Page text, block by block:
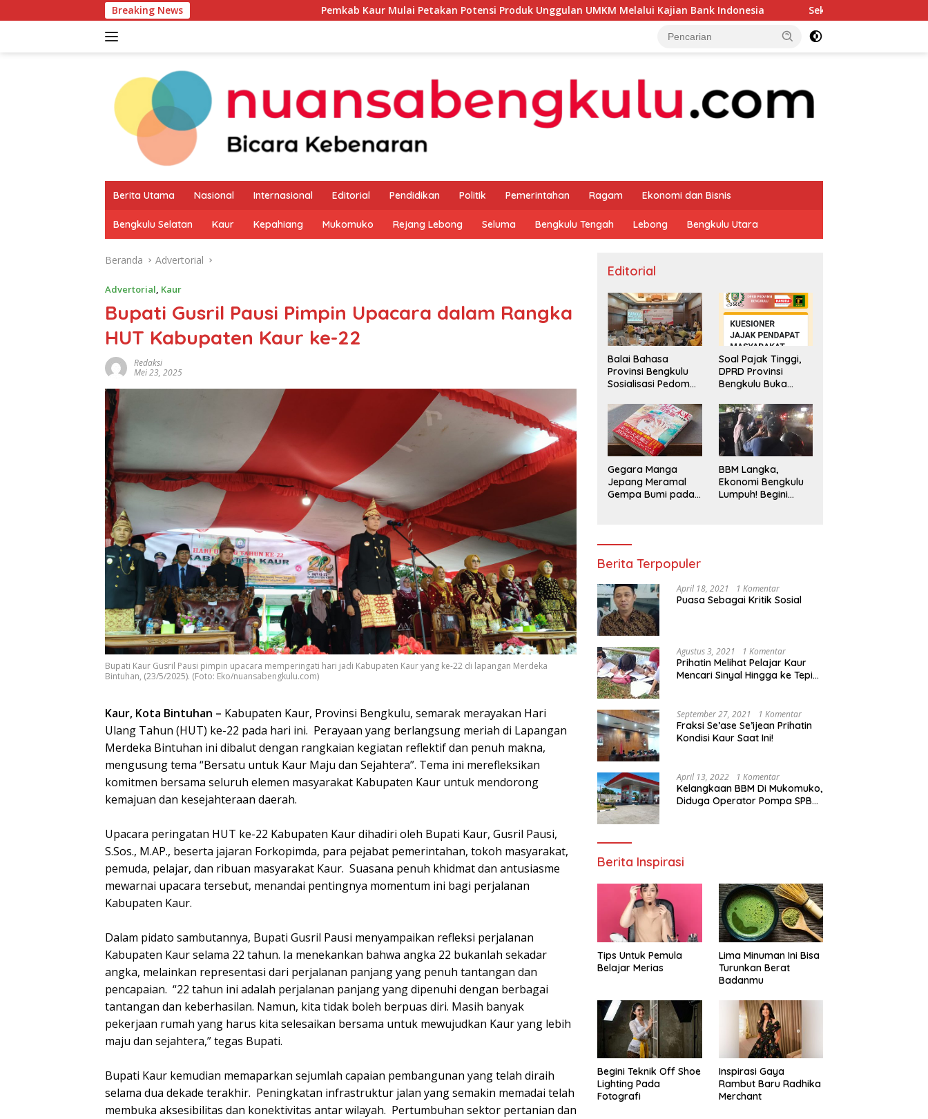
ke
Breaking News Pemkab Kaur Mulai Petakan Potensi Produk Unggulan UMKM Melalui Kajian Bank Indonesia Sekda Apresiasi Inspektorat Provinsi
Berita Utama Nasional Internasional Editorial Pendidikan Politik Pemerintahan Ragam Ekonomi dan Bisnis
Bengkulu Selatan Kaur Kepahiang Mukomuko Rejang Lebong Seluma Bengkulu Tengah Lebong Bengkulu Utara
Beranda Advertorial
Advertorial, Kaur
Bupati Gusril Pausi Pimpin Upacara dalam Rangka
HUT Kabupaten Kaur ke-22
Redaksi
Mei 23, 2025
Bupati Kaur Gusril Pausi pimpin upacara memperingati hari jadi Kabupaten Kaur yang ke-22 di lapangan Merdeka
Bintuhan, (23/5/2025). (Foto: Eko/nuansabengkulu.com)
Kaur, Kota Bintuhan – Kabupaten Kaur, Provinsi Bengkulu, semarak merayakan Hari
Ulang Tahun (HUT) ke-22 pada hari ini. Perayaan yang berlangsung meriah di Lapangan
Merdeka Bintuhan ini dibalut dengan rangkaian kegiatan reflektif dan penuh makna,
mengusung tema “Bersatu untuk Kaur Maju dan Sejahtera”. Tema ini merefleksikan
komitmen bersama seluruh elemen masyarakat Kabupaten Kaur untuk mendorong
kemajuan dan kesejahteraan daerah.
Upacara peringatan HUT ke-22 Kabupaten Kaur dihadiri oleh Bupati Kaur, Gusril Pausi,
S.Sos., M.AP., beserta jajaran Forkopimda, para pejabat pemerintahan, tokoh masyarakat,
pemuda, pelajar, dan ribuan masyarakat Kaur. Suasana penuh khidmat dan antusiasme
mewarnai upacara tersebut, menandai pentingnya momentum ini bagi perjalanan
Kabupaten Kaur.
Dalam pidato sambutannya, Bupati Gusril Pausi menyampaikan refleksi perjalanan
Kabupaten Kaur selama 22 tahun. Ia menekankan bahwa angka 22 bukanlah sekadar
angka, melainkan representasi dari perjalanan panjang yang penuh tantangan dan
pencapaian. “22 tahun ini adalah perjalanan panjang yang dipenuhi dengan berbagai
tantangan dan keberhasilan. Namun, kita tidak boleh berpuas diri. Masih banyak
pekerjaan rumah yang harus kita selesaikan bersama untuk mewujudkan Kaur yang lebih
maju dan sejahtera,” tegas Bupati.
Bupati Kaur kemudian memaparkan sejumlah capaian pembangunan yang telah diraih
selama dua dekade terakhir. Peningkatan infrastruktur jalan yang semakin memadai telah
membuka aksesibilitas dan konektivitas antar wilayah. Pertumbuhan sektor pertanian dan
Editorial
Balai Bahasa
Provinsi Bengkulu
Sosialisasi Pedoman
Penggunaan
Bahasa Indonesia
Soal Pajak Tinggi,
DPRD Provinsi
Bengkulu Buka
Pengaduan
Masyarakat
Gegara Manga
Jepang Meramal
Gempa Bumi pada
BBM Langka,
Ekonomi Bengkulu
Lumpuh! Begini
Berita Terpopuler
April 18, 2021 1 Komentar
Puasa Sebagai Kritik Sosial
Agustus 3, 2021 1 Komentar
Prihatin Melihat Pelajar Kaur
Mencari Sinyal Hingga ke Tepi
Segera Bertindak
September 27, 2021 1 Komentar
Fraksi Se’ase Se’ijean Prihatin
Kondisi Kaur Saat Ini!
April 13, 2022 1 Komentar
Kelangkaan BBM Di Mukomuko,
Diduga Operator Pompa SPBU
Berita Inspirasi
Tips Untuk Pemula
Belajar Merias
Lima Minuman Ini Bisa
Turunkan Berat
Badanmu
Begini Teknik Off Shoe
Lighting Pada
Fotografi
Inspirasi Gaya
Rambut Baru Radhika
Merchant